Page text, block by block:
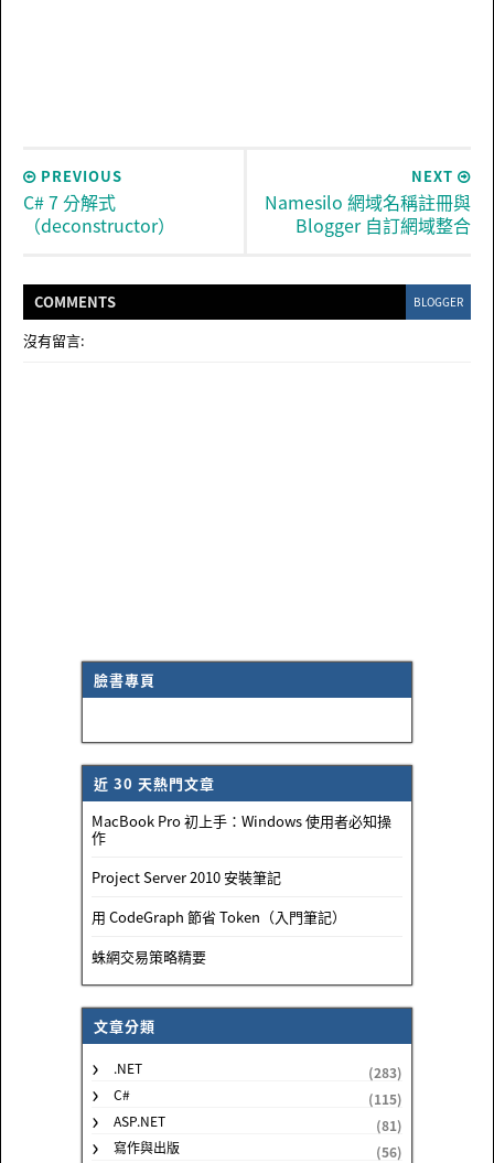
NEXT
Namesilo 網域名稱註冊與
Blogger 自訂網域整合
PREVIOUS
C# 7 分解式
（deconstructor）
COMMENTS BLOGGER
沒有留言:
臉書專頁
近 30 天熱門文章
MacBook Pro 初上手：Windows 使用者必知操
作
Project Server 2010 安裝筆記
用 CodeGraph 節省 Token（入門筆記）
蛛網交易策略精要
文章分類
.NET
(283)
C#
(115)
ASP.NET
(81)
寫作與出版
(56)